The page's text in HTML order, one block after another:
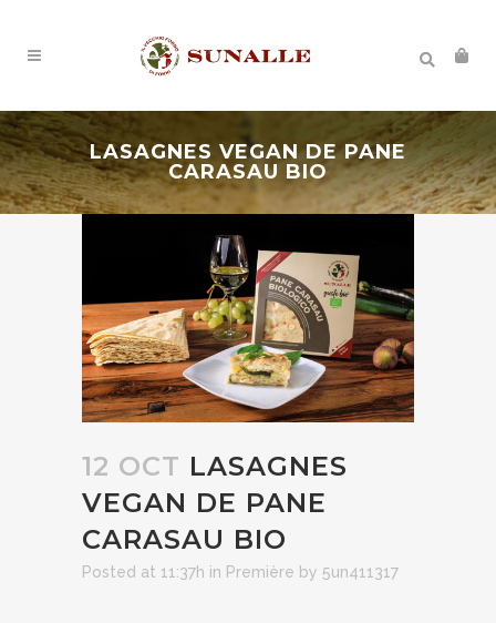
LASAGNES VEGAN DE PANE
CARASAU BIO
12 OCT LASAGNES
VEGAN DE PANE
CARASAU BIO
Posted at 11:37h in Première by 5un411317